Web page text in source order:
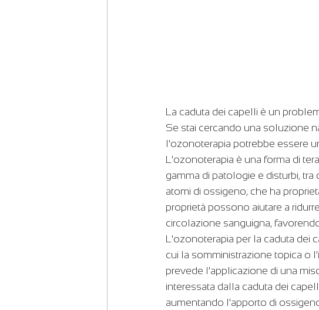
La caduta dei capelli è un
Se stai cercando una soluzione
l'ozonoterapia potrebbe essere
L'ozonoterapia è una forma di
gamma di patologie e disturbi,
atomi di ossigeno, che ha
proprietà possono aiutare a
circolazione sanguigna,
L'ozonoterapia per la caduta dei
cui la somministrazione topica o
prevede l'applicazione di una
interessata dalla caduta dei
aumentando l'apporto di